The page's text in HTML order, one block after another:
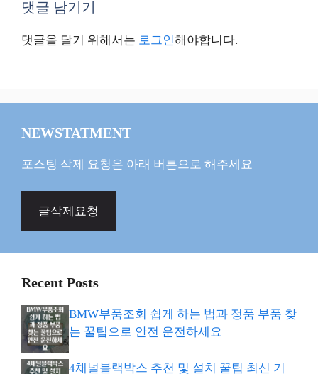
댓글 남기기
댓글을 달기 위해서는 로그인해야합니다.
NEWSTATMENT
포스팅 삭제 요청은 아래 버튼으로 해주세요
글삭제요청
Recent Posts
BMW부품조회 쉽게 하는 법과 정품 부품 찾
는 꿀팁으로 안전 운전하세요
4채널블랙박스 추천 및 설치 꿀팁 최신 기